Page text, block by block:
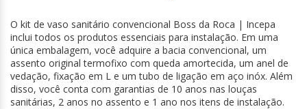
O kit de vaso sanitário convencional Boss da Roca | Incepa
inclui todos os produtos essenciais para instalação. Em uma
única embalagem, você adquire a bacia convencional, um
assento original termofixo com queda amortecida, um anel de
vedação, fixação em L e um tubo de ligação em aço inóx. Além
disso, você conta com garantias de 10 anos nas louças
sanitárias, 2 anos no assento e 1 ano nos itens de instalação.